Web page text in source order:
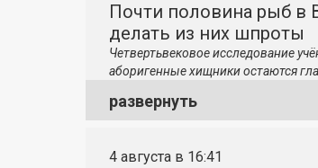
Почти половина рыб в
делать из них шпроты
Четвертьвековое исследование
аборигенные хищники остаются
развернуть
4 августа в 16:41